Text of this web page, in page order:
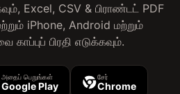
Excel, CSV & பிராண்டட் PDF
iPhone, Android மற்றும்
பிரதி எடுக்கவும்.
அதைப் பெறுங்கள்
Google Play
சேர்
Chrome